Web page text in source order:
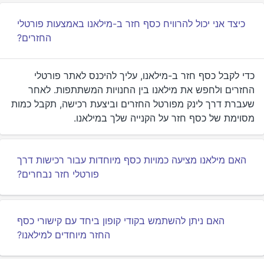
כיצד אני יכול להרוויח כסף חזר ב-מילאנו באמצעות פורטלי
החזרים?
כדי לקבל כסף חזר ב-מילאנו, עליך להיכנס לאתר פורטלי
החזרים ולחפש את מילאנו בין החנויות המשתתפות. לאחר
שעברת דרך לינק מפורטל החזרים וביצעת רכישה, תקבל כמות
מסוימת של כסף חזר על הקנייה שלך במילאנו.
האם מילאנו מציעה כמויות כסף מיוחדות עבור רכישות דרך
פורטלי חזר נבחרים?
האם ניתן להשתמש בקודי קופון ביחד עם קישורי כסף
החזר מיוחדים למילאנו?